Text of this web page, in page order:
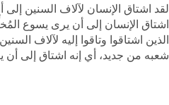
لقد اشتاق الإنسان لآلاف السنين
اشتاق الإنسان إلى أن يرى يسوع
الذين اشتاقوا وتاقوا إليه لآلاف
شعبه من جديد، أي إنه اشتاق إلى